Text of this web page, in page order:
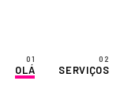
OLÁ SERVIÇOS